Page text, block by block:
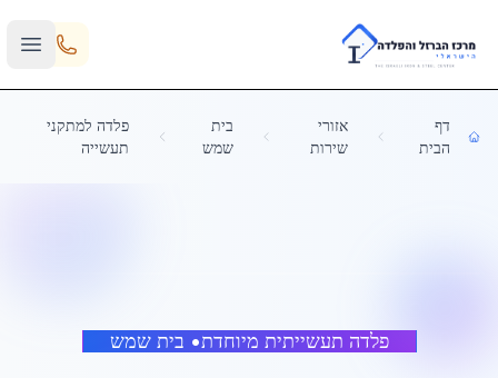
Skip to main content
דף
הבית
אזורי
שירות
בית
שמש
פלדה למתקני
תעשייה
פלדה תעשייתית מיוחדת• בית שמש